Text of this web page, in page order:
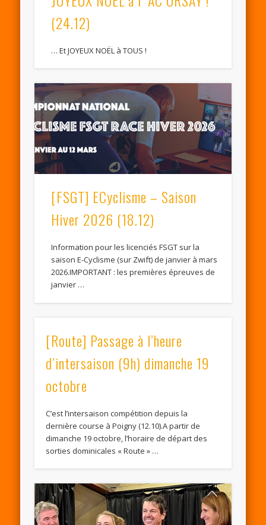
(24.12)
… Et JOYEUX NOËL à TOUS !
[FSGT] ECyclisme – Saison
Hiver 2026 (18.12)
Information pour les licenciés FSGT sur la
saison E-Cyclisme (sur Zwift) de janvier à mars
2026.IMPORTANT : les premières épreuves de
janvier …
[Route] Passage à l’heure
d’intersaison (9h) dimanche 19
octobre
C’est l’intersaison compétition depuis la
dernière course à Poigny (12.10).A partir de
dimanche 19 octobre, l’horaire de départ des
sorties dominicales « Route » …